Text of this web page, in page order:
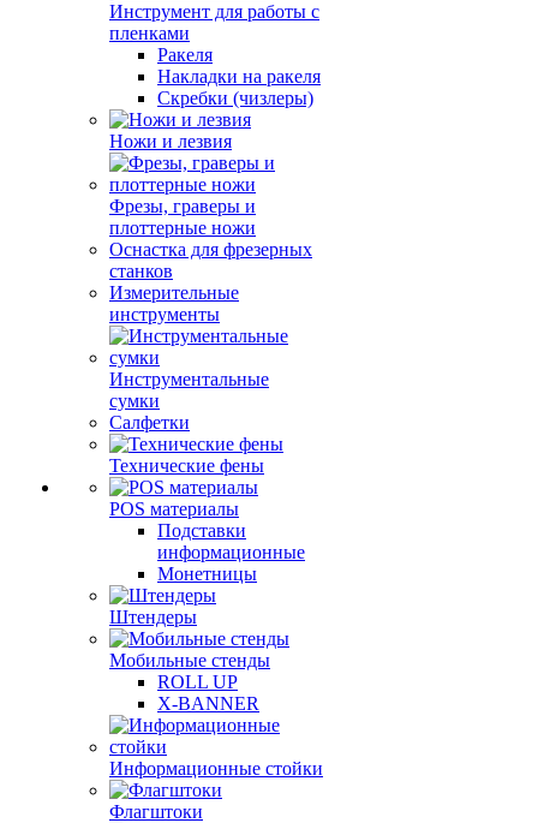
Инструмент для работы с
пленками
Ракеля
Накладки на ракеля
Скребки (чизлеры)
Ножи и лезвия
Фрезы, граверы и
плоттерные ножи
Оснастка для фрезерных
станков
Измерительные
инструменты
Инструментальные
сумки
Салфетки
Технические фены
POS материалы
Подставки
информационные
Монетницы
Штендеры
Мобильные стенды
ROLL UP
X-BANNER
Информационные стойки
Флагштоки